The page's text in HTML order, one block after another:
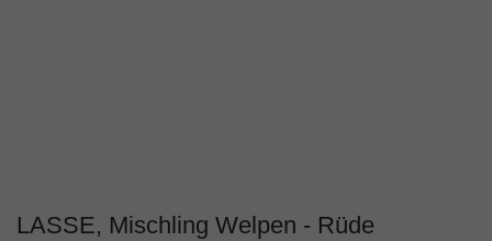
LASSE, Mischling Welpen - Rüde